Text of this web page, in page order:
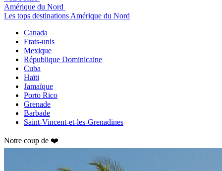
Amérique du Nord
Les tops destinations Amérique du Nord
Canada
Etats-unis
Mexique
République Dominicaine
Cuba
Haïti
Jamaïque
Porto Rico
Grenade
Barbade
Saint-Vincent-et-les-Grenadines
Notre coup de ❤️